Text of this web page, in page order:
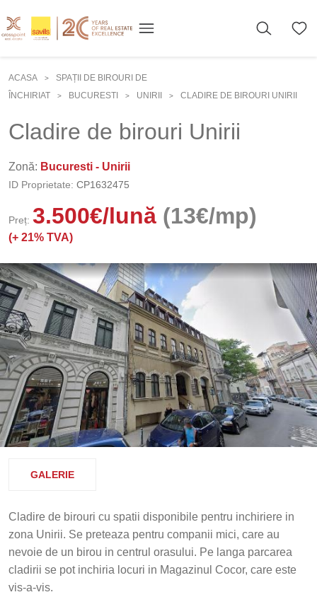
ACASA >
SPAȚII DE BIROURI DE
ÎNCHIRIAT
> BUCURESTI > UNIRII > CLADIRE DE BIROURI UNIRII
Cladire de birouri Unirii
Zonă: Bucuresti - Unirii
ID Proprietate: CP1632475
Preț: 3.500€/lună (13€/mp)
(+ 21% TVA)
GALERIE
Cladire de birouri cu spatii disponibile pentru inchiriere in
zona Unirii. Se preteaza pentru companii mici, care au
nevoie de un birou in centrul orasului. Pe langa parcarea
cladirii se pot inchiria locuri in Magazinul Cocor, care este
vis-a-vis.